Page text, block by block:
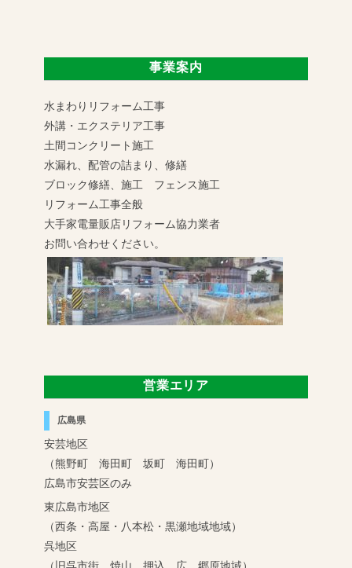
事業案内
水まわりリフォーム工事
外講・エクステリア工事
土間コンクリート施工
水漏れ、配管の詰まり、修繕
ブロック修繕、施工 フェンス施工
リフォーム工事全般
大手家電量販店リフォーム協力業者
お問い合わせください。
営業エリア
広島県
安芸地区
（熊野町 海田町 坂町 海田町）
広島市安芸区のみ
東広島市地区
（西条・高屋・八本松・黒瀬地域地域）
呉地区